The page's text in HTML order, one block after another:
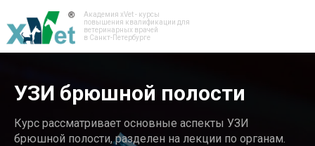
Академия xVet - курсы
повышения квалификации для
ветеринарных врачей
в Санкт-Петербурге
УЗИ брюшной полости
Курс рассматривает основные аспекты УЗИ
брюшной полости, разделен на лекции по органам.